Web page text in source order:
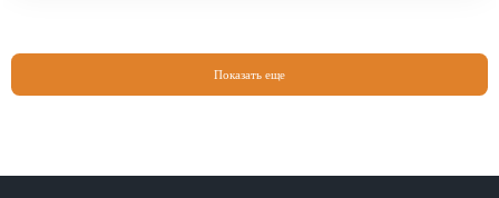
Показать еще